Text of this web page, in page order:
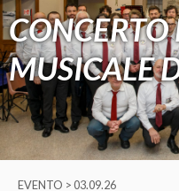
CONCERTO
MUSICALE
EVENTO > 03.09.26